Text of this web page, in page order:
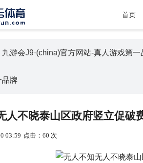
首页
九游会J9·(china)官方网站-真人游戏第一
品牌
人不晓泰山区政府竖立促破
03:59 点击：60 次